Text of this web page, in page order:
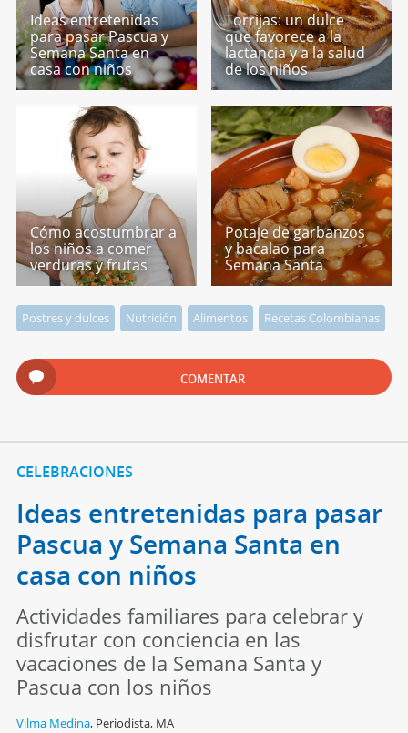
Ideas entretenidas
para pasar Pascua y
Semana Santa en
casa con niños
Torrijas: un dulce
que favorece a la
lactancia y a la salud
de los niños
Cómo acostumbrar a
los niños a comer
verduras y frutas
Potaje de garbanzos
y bacalao para
Semana Santa
Postres y dulces Nutrición Alimentos Recetas Colombianas
COMENTAR
CELEBRACIONES
Ideas entretenidas para pasar
Pascua y Semana Santa en
casa con niños
Actividades familiares para celebrar y
disfrutar con conciencia en las
vacaciones de la Semana Santa y
Pascua con los niños
Vilma Medina, Periodista, MA